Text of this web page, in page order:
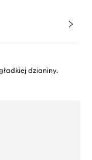
dzianiny.